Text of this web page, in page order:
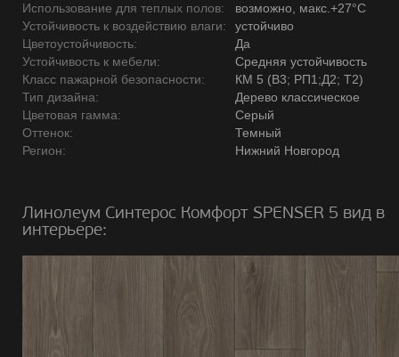
Использование для теплых полов:
возможно, макс.+27°С
Устойчивость к воздействию влаги:
устойчиво
Цветоустойчивость:
Да
Устойчивость к мебели:
Средняя устойчивость
Класс пажарной безопасности:
КМ 5 (В3; РП1;Д2; Т2)
Тип дизайна:
Дерево классическое
Цветовая гамма:
Серый
Оттенок:
Темный
Регион:
Нижний Новгород
Линолеум Синтерос Комфорт SPENSER 5 вид в
интерьере: